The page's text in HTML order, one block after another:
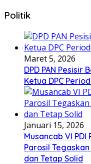
Politik
Maret 5, 2026
DPD PAN Pesisir
Ketua DPC
Januari 15, 2026
Musancab VI
Parosil
dan Tetap Solid